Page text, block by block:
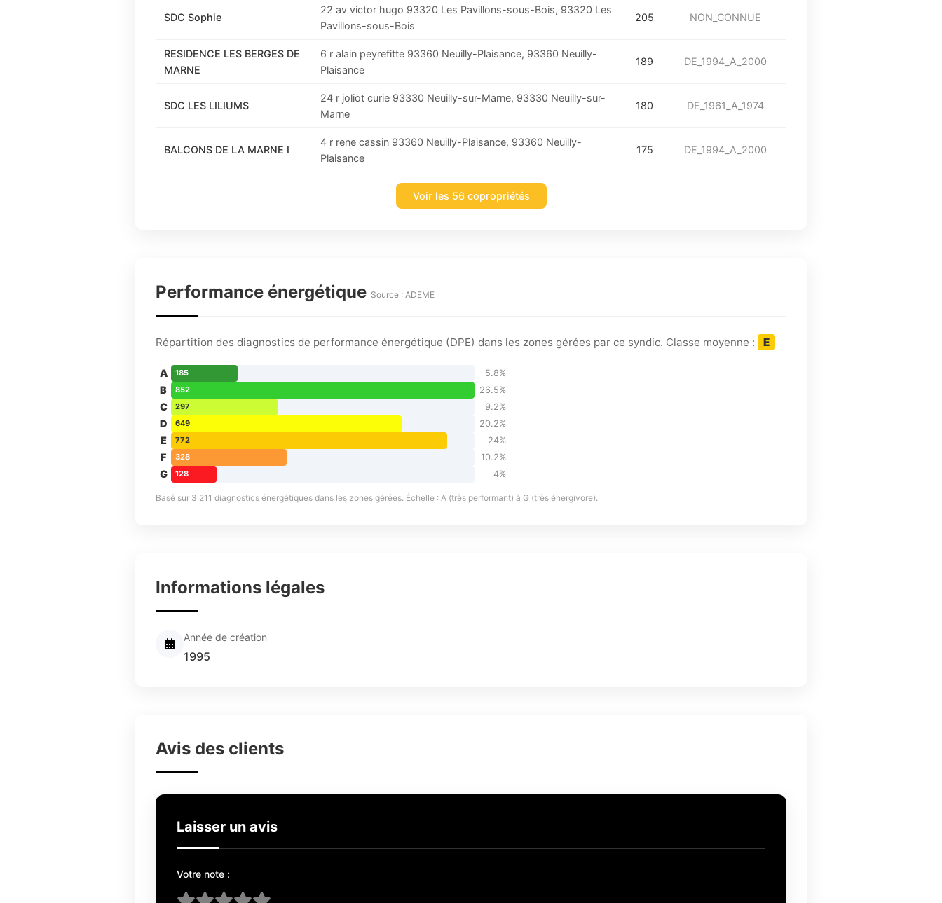
SDC Sophie
22 av victor hugo 93320 Les Pavillons-sous-Bois, 93320 Les
Pavillons-sous-Bois
205 NON_CONNUE
RESIDENCE LES BERGES DE
MARNE
6 r alain peyrefitte 93360 Neuilly-Plaisance, 93360 Neuilly-
Plaisance
189 DE_1994_A_2000
SDC LES LILIUMS
24 r joliot curie 93330 Neuilly-sur-Marne, 93330 Neuilly-sur-
Marne
180 DE_1961_A_1974
BALCONS DE LA MARNE I
4 r rene cassin 93360 Neuilly-Plaisance, 93360 Neuilly-
Plaisance
175 DE_1994_A_2000
Voir les 56 copropriétés
Performance énergétique Source : ADEME
Répartition des diagnostics de performance énergétique (DPE) dans les zones gérées par ce syndic. Classe moyenne : E
A 185 5.8%
B 852 26.5%
C 297 9.2%
D 649 20.2%
E 772 24%
F 328 10.2%
G 128 4%
Basé sur 3 211 diagnostics énergétiques dans les zones gérées. Échelle : A (très performant) à G (très énergivore).
Informations légales
Année de création
1995
Avis des clients
Laisser un avis
Votre note :